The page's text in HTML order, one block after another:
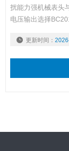
扰能力强机械表头
电压输出选择
更新时间： 2026-